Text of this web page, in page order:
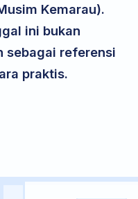
Kemarau).
ini bukan
sebagai referensi
praktis.